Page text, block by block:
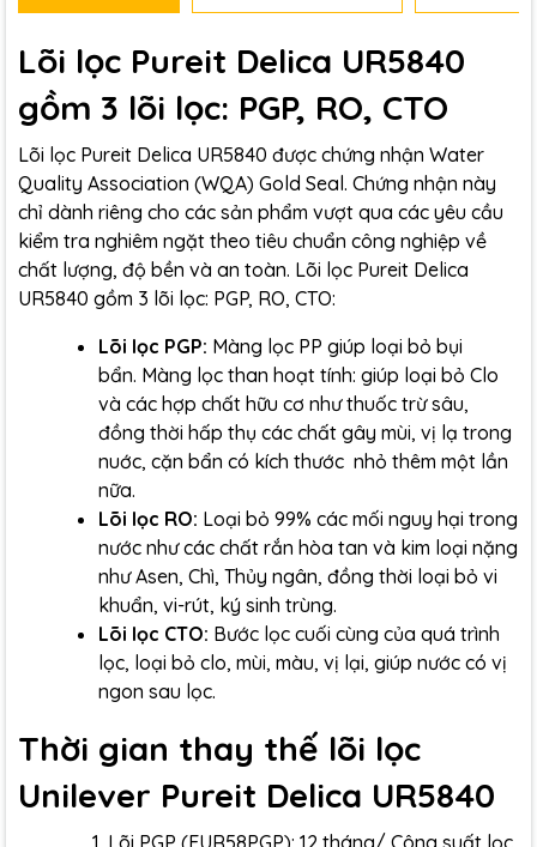
Lõi lọc Pureit Delica UR5840
gồm 3 lõi lọc: PGP, RO, CTO
Lõi lọc Pureit Delica UR5840 được chứng nhận Water
Quality Association (WQA) Gold Seal. Chứng nhận này
chỉ dành riêng cho các sản phẩm vượt qua các yêu cầu
kiểm tra nghiêm ngặt theo tiêu chuẩn công nghiệp về
chất lượng, độ bền và an toàn. Lõi lọc Pureit Delica
UR5840 gồm 3 lõi lọc: PGP, RO, CTO:
Lõi lọc PGP: Màng lọc PP giúp loại bỏ bụi
bẩn. Màng lọc than hoạt tính: giúp loại bỏ Clo
và các hợp chất hữu cơ như thuốc trừ sâu,
đồng thời hấp thụ các chất gây mùi, vị lạ trong
nuớc, cặn bẩn có kích thước nhỏ thêm một lần
nữa.
Lõi lọc RO: Loại bỏ 99% các mối nguy hại trong
nước như các chất rắn hòa tan và kim loại nặng
như Asen, Chì, Thủy ngân, đồng thời loại bỏ vi
khuẩn, vi-rút, ký sinh trùng.
Lõi lọc CTO: Bước lọc cuối cùng của quá trình
lọc, loại bỏ clo, mùi, màu, vị lại, giúp nước có vị
ngon sau lọc.
Thời gian thay thế lõi lọc
Unilever Pureit Delica UR5840
Lõi PGP (FUR58PGP): 12 tháng/ Công suất lọc